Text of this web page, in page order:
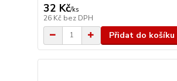
32 Kč/ks
26 Kč bez DPH
Přidat do košíku